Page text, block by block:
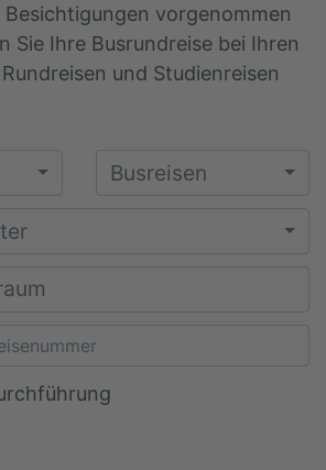
Besichtigungen vorgenommen
Sie Ihre Busrundreise bei Ihren
und Studienreisen
Busreisen